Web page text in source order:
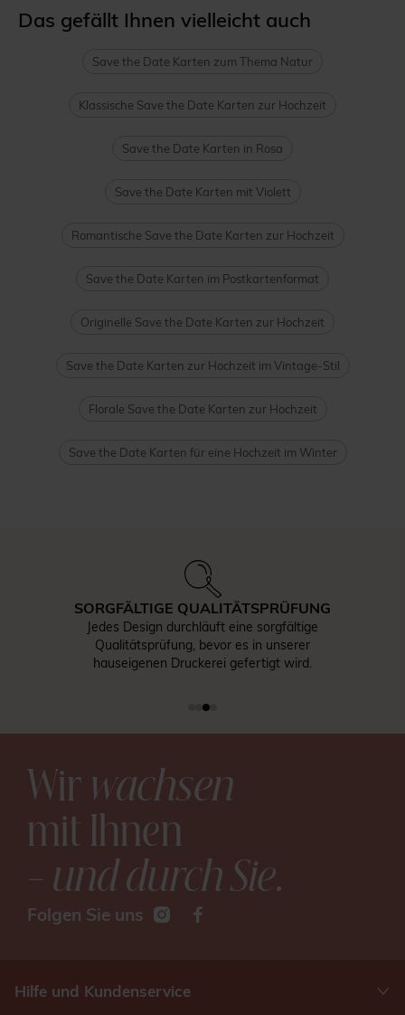
Das gefällt Ihnen vielleicht auch
Save the Date Karten zum Thema Natur
Klassische Save the Date Karten zur Hochzeit
Save the Date Karten in Rosa
Save the Date Karten mit Violett
Romantische Save the Date Karten zur Hochzeit
Save the Date Karten im Postkartenformat
Originelle Save the Date Karten zur Hochzeit
Save the Date Karten zur Hochzeit im Vintage-Stil
Florale Save the Date Karten zur Hochzeit
Save the Date Karten für eine Hochzeit im Winter
SORGFÄLTIGE QUALITÄTSPRÜFUNG
Jedes Design durchläuft eine sorgfältige
Qualitätsprüfung, bevor es in unserer
hauseigenen Druckerei gefertigt wird.
Wirwachsen
mit Ihnen
– und durch Sie.
Folgen Sie uns
Hilfe und Kundenservice